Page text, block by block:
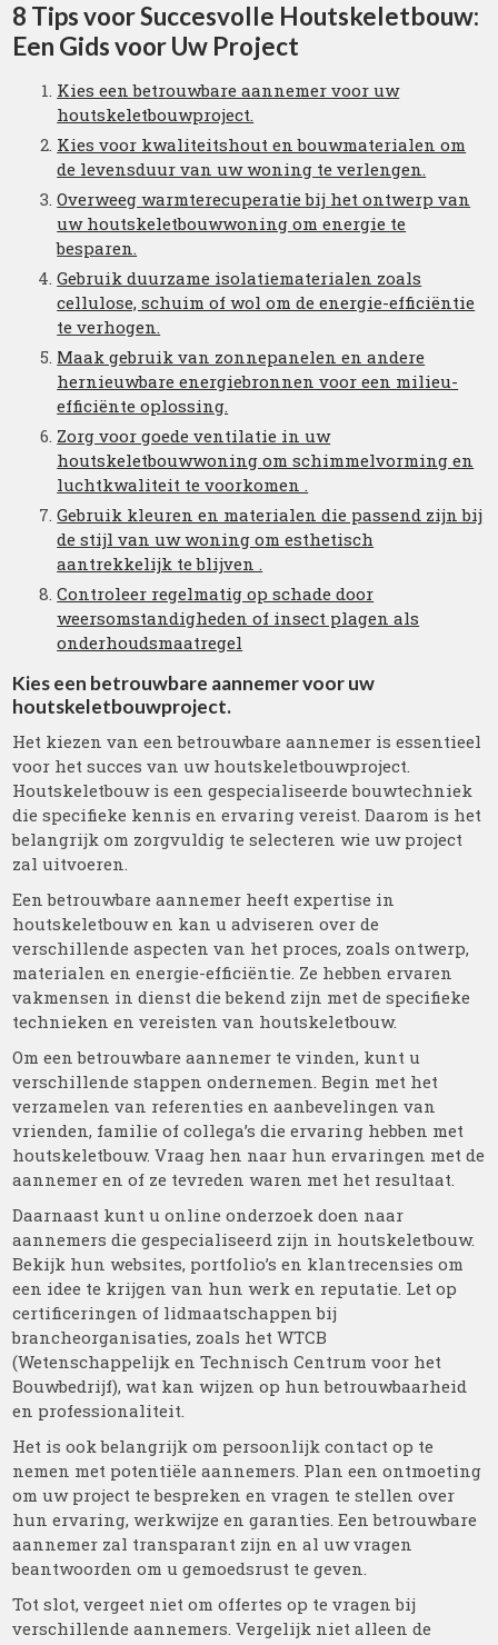
8 Tips voor Succesvolle Houtskeletbouw:
Een Gids voor Uw Project
Kies een betrouwbare aannemer voor uw
houtskeletbouwproject.
Kies voor kwaliteitshout en bouwmaterialen om
de levensduur van uw woning te verlengen.
Overweeg warmterecuperatie bij het ontwerp van
uw houtskeletbouwwoning om energie te
besparen.
Gebruik duurzame isolatiematerialen zoals
cellulose, schuim of wol om de energie-efficiëntie
te verhogen.
Maak gebruik van zonnepanelen en andere
hernieuwbare energiebronnen voor een milieu-
efficiënte oplossing.
Zorg voor goede ventilatie in uw
houtskeletbouwwoning om schimmelvorming en
luchtkwaliteit te voorkomen .
Gebruik kleuren en materialen die passend zijn bij
de stijl van uw woning om esthetisch
aantrekkelijk te blijven .
Controleer regelmatig op schade door
weersomstandigheden of insect plagen als
onderhoudsmaatregel
Kies een betrouwbare aannemer voor uw
houtskeletbouwproject.
Het kiezen van een betrouwbare aannemer is essentieel
voor het succes van uw houtskeletbouwproject.
Houtskeletbouw is een gespecialiseerde bouwtechniek
die specifieke kennis en ervaring vereist. Daarom is het
belangrijk om zorgvuldig te selecteren wie uw project
zal uitvoeren.
Een betrouwbare aannemer heeft expertise in
houtskeletbouw en kan u adviseren over de
verschillende aspecten van het proces, zoals ontwerp,
materialen en energie-efficiëntie. Ze hebben ervaren
vakmensen in dienst die bekend zijn met de specifieke
technieken en vereisten van houtskeletbouw.
Om een betrouwbare aannemer te vinden, kunt u
verschillende stappen ondernemen. Begin met het
verzamelen van referenties en aanbevelingen van
vrienden, familie of collega’s die ervaring hebben met
houtskeletbouw. Vraag hen naar hun ervaringen met de
aannemer en of ze tevreden waren met het resultaat.
Daarnaast kunt u online onderzoek doen naar
aannemers die gespecialiseerd zijn in houtskeletbouw.
Bekijk hun websites, portfolio’s en klantrecensies om
een idee te krijgen van hun werk en reputatie. Let op
certificeringen of lidmaatschappen bij
brancheorganisaties, zoals het WTCB
(Wetenschappelijk en Technisch Centrum voor het
Bouwbedrijf), wat kan wijzen op hun betrouwbaarheid
en professionaliteit.
Het is ook belangrijk om persoonlijk contact op te
nemen met potentiële aannemers. Plan een ontmoeting
om uw project te bespreken en vragen te stellen over
hun ervaring, werkwijze en garanties. Een betrouwbare
aannemer zal transparant zijn en al uw vragen
beantwoorden om u gemoedsrust te geven.
Tot slot, vergeet niet om offertes op te vragen bij
verschillende aannemers. Vergelijk niet alleen de